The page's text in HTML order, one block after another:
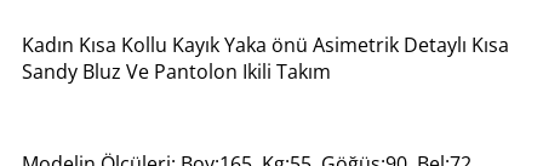
Kadın Kısa Kollu Kayık Yaka önü Asimetrik Detaylı Kısa
Sandy Bluz Ve Pantolon Ikili Takım